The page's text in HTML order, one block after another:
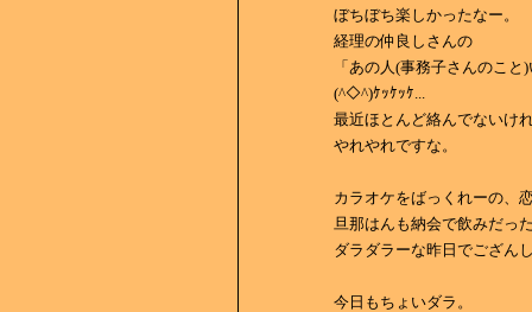
ぼちぼち楽しかったなー。
経理の仲良しさんの
「あの人(事務子さんのこ
(^◇^)ｹｯｹｯｹ...
最近ほとんど絡んでないけ
やれやれですな。
カラオケをばっくれーの、
旦那はんも納会で飲みだっ
ダラダラーな昨日でござん
今日もちょいダラ。